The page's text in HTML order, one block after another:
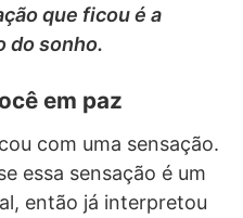
que ficou é a
do sonho.
em paz
com uma sensação.
essa sensação é um
então já interpretou